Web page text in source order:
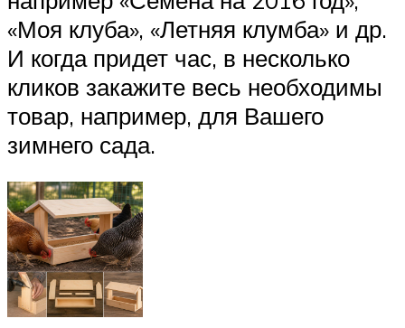
«Моя клуба», «Летняя клумба» и др.
И когда придет час, в несколько
кликов закажите весь необходимы
товар, например, для Вашего
зимнего сада.